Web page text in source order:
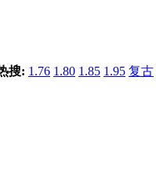
搜: 1.76 1.80 1.85 1.95 复古